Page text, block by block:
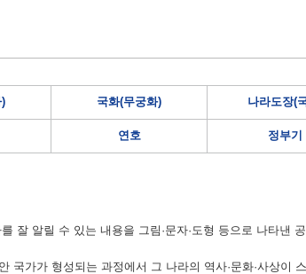
국화(무궁화) 나라도장(
연호 정부기
잘 알릴 수 있는 내용을 그림·문자·도형 등으로 나타낸
국가가 형성되는 과정에서 그 나라의 역사·문화·사상이